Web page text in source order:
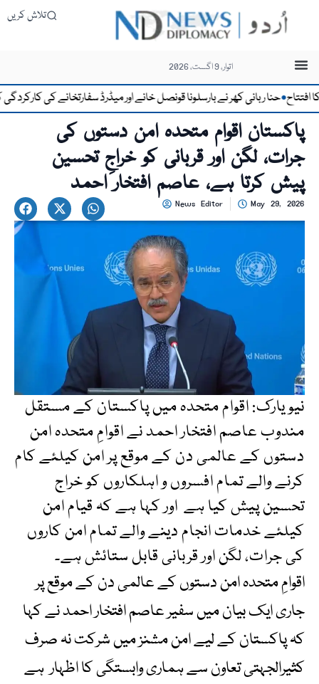
تلاش کریں
اتوار، 9 اگست، 2026
حنا ربانی کھر نے بارسلونا قونصل خانے اور میڈرڈ سفارتخانے کی کارکردگی کو●
پاکستان اقوام متحدہ امن دستوں کی
جرات، لگن اور قربانی کو خراجِ تحسین
پیش کرتا ہے، عاصم افتخار احمد
News Editor May 29, 2026
نیویارک: اقوام متحدہ میں پاکستان کے مستقل
مندوب عاصم افتخار احمد نے اقوامِ متحدہ امن
دستوں کے عالمی دن کے موقع پر امن کیلئے کام
کرنے والے تمام افسروں و اہلکاروں کو خراج
تحسین پیش کیا ہے اور کہا ہے کہ قیام امن
کیلئے خدمات انجام دینے والے تمام امن کاروں
کی جرات، لگن اور قربانی قابل ستائش ہے۔
اقوامِ متحدہ امن دستوں کے عالمی دن کے موقع پر
جاری ایک بیان میں سفیر عاصم افتخار احمد نے کہا
کہ پاکستان کے لیے امن مشنز میں شرکت نہ صرف
کثیرالجہتی تعاون سے ہماری وابستگی کا اظہار ہے